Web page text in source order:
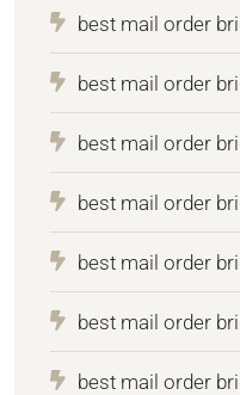
best mail order
best mail order
best mail order
best mail order
best mail order
best mail order
best mail order